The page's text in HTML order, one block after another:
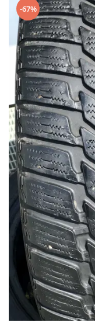
Jante
Jante NOI
Jante Second-Hand
Accesorii Auto
Padele Auto
Accesorii Exterior
Accesorii interior
Brelocuri
Huse Scaun
Inele de Ghidaj
Întreținere Auto
Pistoale de curatat
Pistoale Profesionale
Piese de schimb
Bureti
Solutii
Solutii Exterior Auto
Solutii interior auto
-67%